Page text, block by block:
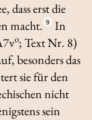
dass erst die
macht. 9
In
o; Text Nr. 8)
besonders das
sie für den
nicht
sein